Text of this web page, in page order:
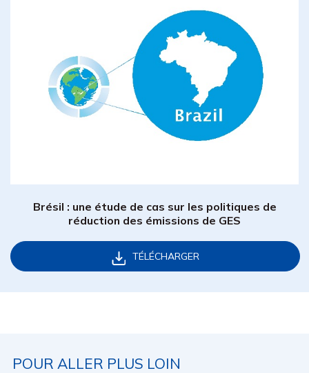
Brésil : une étude de cas sur les politiques de
réduction des émissions de GES
TÉLÉCHARGER
POUR ALLER PLUS LOIN